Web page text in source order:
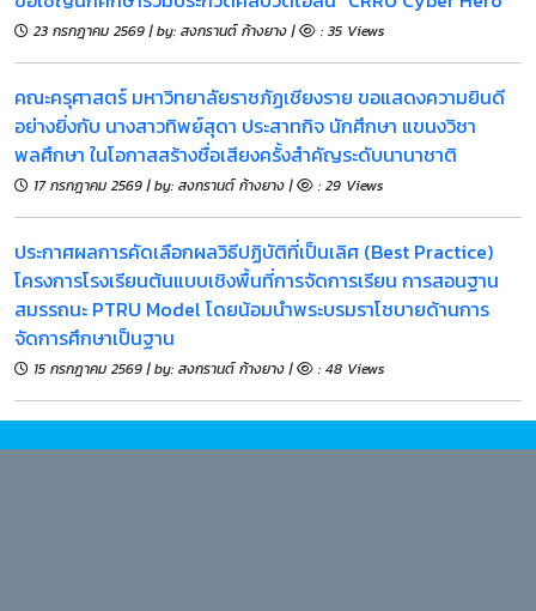
23 กรกฎาคม 2569 | by: สงกรานต์ ก้างยาง | : 35 Views
​คณะครุศาสตร์ มหาวิทยาลัยราชภัฏเชียงราย ขอแสดงความยินดี
อย่างยิ่งกับ นางสาวทิพย์สุดา ประสาทกิจ นักศึกษา แขนงวิชา
พลศึกษา ในโอกาสสร้างชื่อเสียงครั้งสำคัญระดับนานาชาติ
17 กรกฎาคม 2569 | by: สงกรานต์ ก้างยาง | : 29 Views
ประกาศผลการคัดเลือกผลวิธีปฏิบัติที่เป็นเลิศ (Best Practice)
โครงการโรงเรียนต้นแบบเชิงพื้นที่การจัดการเรียน การสอนฐาน
สมรรถนะ PTRU Model โดยน้อมนำพระบรมราโชบายด้านการ
จัดการศึกษาเป็นฐาน
15 กรกฎาคม 2569 | by: สงกรานต์ ก้างยาง | : 48 Views